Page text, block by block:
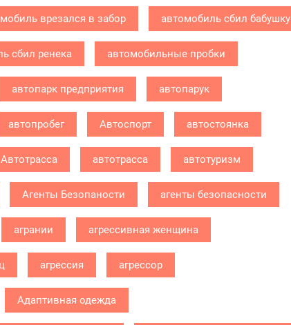
врезался в забор автомобиль сбил бабушку
сбил ренека автомобильные пробки
автопарк предприятия автопарук
автопробег Автоспорт автостоянка
Автотрасса автотрасса автотуризм
Агенты Безопаности агенты безопасности
агрании агрессивная женщина
агрессия агрессор
Адаптивная одежда